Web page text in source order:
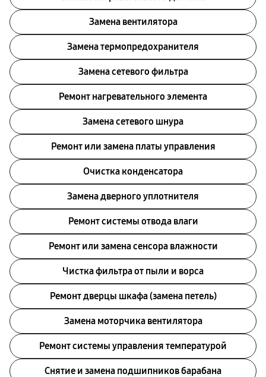
Замена вентилятора
Замена термопредохранителя
Замена сетевого фильтра
Ремонт нагревательного элемента
Замена сетевого шнура
Ремонт или замена платы управления
Очистка конденсатора
Заменa дверного уплотнителя
Ремонт системы отводa влаги
Ремонт или замена сенсора влажности
Чистка фильтра от пыли и ворса
Ремонт дверцы шкафа (замена петель)
Замена моторчика вентилятора
Ремонт системы управления температурой
Снятие и замена подшипников барабана